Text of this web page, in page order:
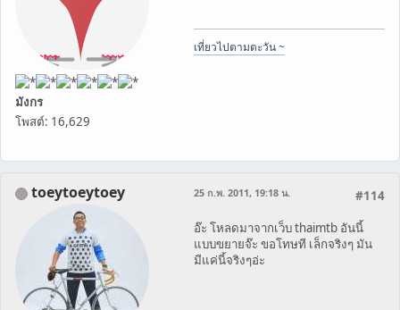
มังกร
โพสต์: 16,629
เที่ยวไปตามตะวัน ~
toeytoeytoey #114
25 ก.พ. 2011, 19:18 น.
อ๊ะ โหลดมาจากเว็บ thaimtb อันนี้
แบบขยายจ๊ะ ขอโทษที เล็กจริงๆ มัน
มีแค่นี้จริงๆอ่ะ